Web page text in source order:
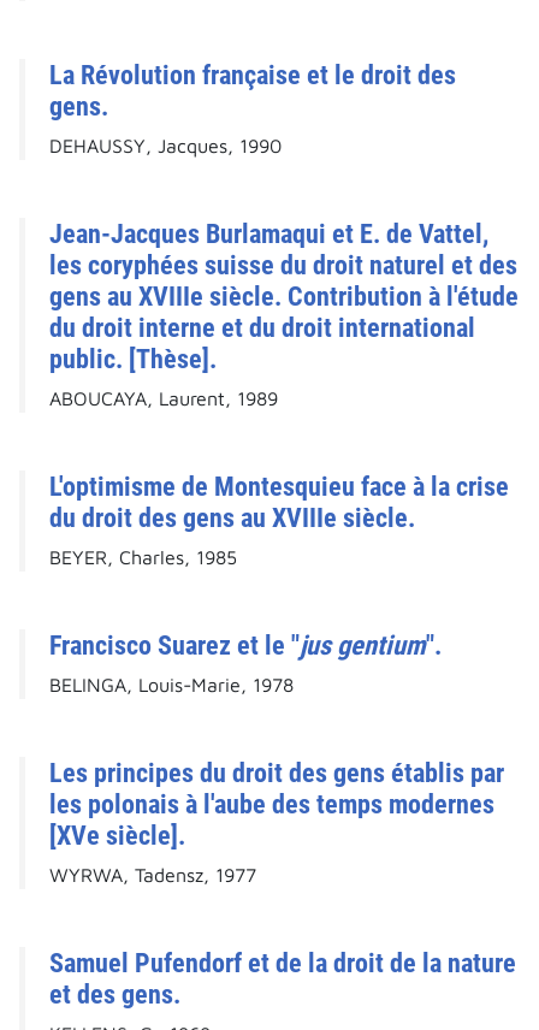
La Révolution française et le droit des
gens.
DEHAUSSY, Jacques, 1990
Jean-Jacques Burlamaqui et E. de Vattel,
les coryphées suisse du droit naturel et des
gens au XVIIIe siècle. Contribution à l'étude
du droit interne et du droit international
public. [Thèse].
ABOUCAYA, Laurent, 1989
L'optimisme de Montesquieu face à la crise
du droit des gens au XVIIIe siècle.
BEYER, Charles, 1985
Francisco Suarez et le "jus gentium".
BELINGA, Louis-Marie, 1978
Les principes du droit des gens établis par
les polonais à l'aube des temps modernes
[XVe siècle].
WYRWA, Tadensz, 1977
Samuel Pufendorf et de la droit de la nature
et des gens.